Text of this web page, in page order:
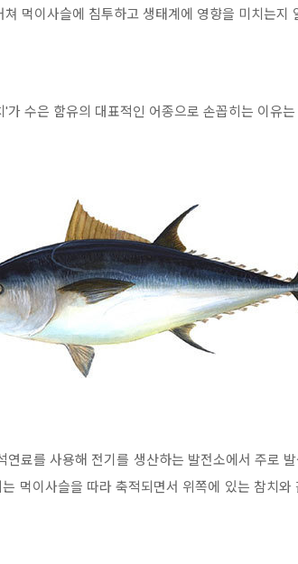
먹이사슬에 침투하고 생태계에 영향을 미치는지
수은 함유의 대표적인 어종으로 손꼽히는 이유
료를 사용해 전기를 생산하는 발전소에서 주로
먹이사슬을 따라 축적되면서 위쪽에 있는 참치